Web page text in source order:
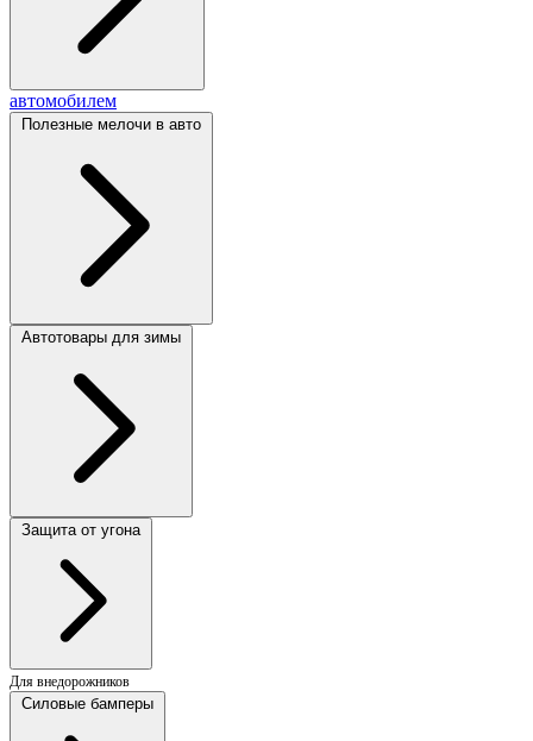
автомобилем
Полезные мелочи в авто
Автотовары для зимы
Защита от угона
Для внедорожников
Силовые бамперы